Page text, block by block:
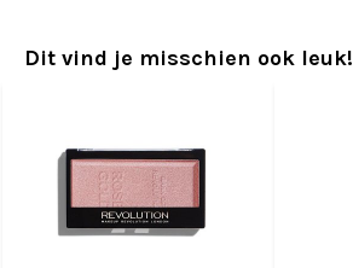
Dit vind je misschien ook leuk!